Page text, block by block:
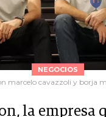
NEGOCIOS
marcelo cavazzoli y borja
la empresa